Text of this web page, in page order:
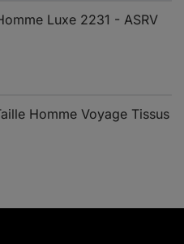
Luxe 2231 - ASRV
Homme Voyage Tissus